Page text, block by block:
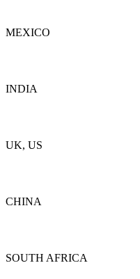
MEXICO
INDIA
UK, US
CHINA
SOUTH AFRICA